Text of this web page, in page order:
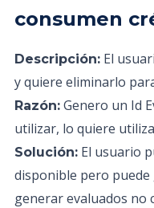
consumen
Descripción: El
y quiere eliminarlo
Razón: Genero un Id
utilizar, lo quiere
Solución: El usuario
disponible pero puede
generar evaluados no